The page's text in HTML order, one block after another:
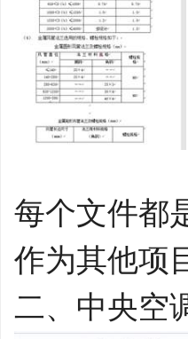
每个文件都
作为其他项
二、中央空